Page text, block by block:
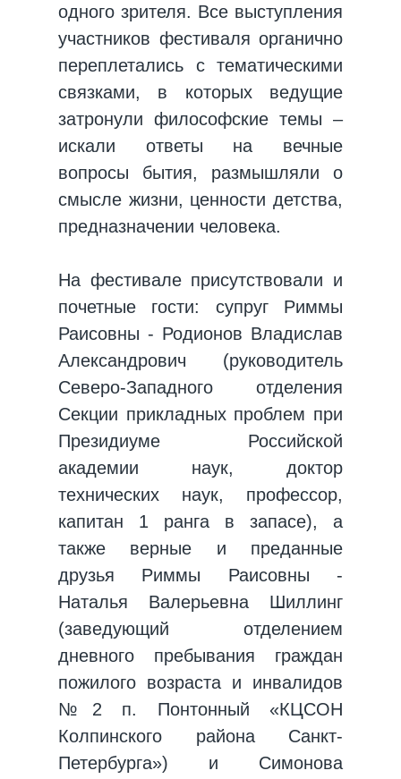
одного зрителя. Все выступления
участников фестиваля органично
переплетались с тематическими
связками, в которых ведущие
затронули философские темы –
искали ответы на вечные
вопросы бытия, размышляли о
смысле жизни, ценности детства,
предназначении человека.
На фестивале присутствовали и
почетные гости: супруг Риммы
Раисовны - Родионов Владислав
Александрович (руководитель
Северо-Западного отделения
Секции прикладных проблем при
Президиуме Российской
академии наук, доктор
технических наук, профессор,
капитан 1 ранга в запасе), а
также верные и преданные
друзья Риммы Раисовны -
Наталья Валерьевна Шиллинг
(заведующий отделением
дневного пребывания граждан
пожилого возраста и инвалидов
№2 п. Понтонный «КЦСОН
Колпинского района Санкт-
Петербурга») и Симонова